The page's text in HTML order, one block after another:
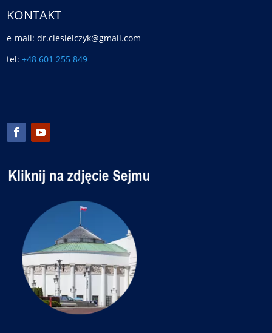
KONTAKT
e-mail: dr.ciesielczyk@gmail.com
tel:+48 601 255 849